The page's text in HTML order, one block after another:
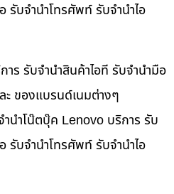
รับจำนำโทรศัพท์ รับจำนำไอ
ร รับจำนำสินค้าไอที รับจำนำมือ
ะ ของแบรนด์เนมต่างๆ
นำโน๊ตบุ๊ค Lenovo บริการ รับ
รับจำนำโทรศัพท์ รับจำนำไอ